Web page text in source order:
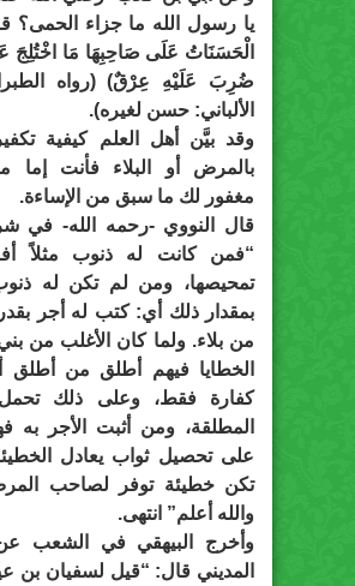
يا رسول الله ما جزاء الحمى؟
الْحَسَنَاتُ عَلَى صَاحِبِهَا مَا اخْتُلِجَ
ضُرِبَ عَلَيْهِ عِرْقٌ) (رواه
الألباني: حسن لغيره).
وقد بيَّن أهل العلم كيفية
بالمرض أو البلاء فأنت إما
مغفور لك ما سبق من الإساءة.
قال النووي -رحمه الله- في
“فمن كانت له ذنوب مثلاً
تمحيصها، ومن لم تكن له
بمقدار ذلك أي: كتب له أجر
من بلاء. ولما كان الأغلب من
الخطايا فيهم أطلق من
كفارة فقط، وعلى ذلك تحمل
المطلقة، ومن أثبت الأجر به
على تحصيل ثواب يعادل
تكن خطيئة توفر لصاحب
والله أعلم” انتهى.
وأخرج البيهقي في الشعب
المديني قال: “قيل لسفيان بن